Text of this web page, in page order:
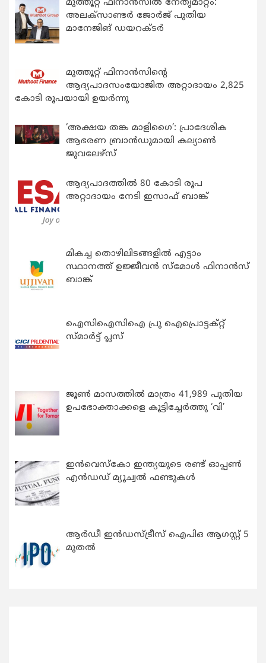
മുത്തൂറ്റ് ഫിനാൻസിൽ നേതൃമാറ്റം:
അലക്സാണ്ടർ ജോർജ് പുതിയ
മാനേജിങ് ഡയറക്ടർ
മുത്തൂറ്റ് ഫിനാൻസിന്റെ
ആദ്യപാദസംയോജിത അറ്റാദായം 2,825
കോടി രൂപയായി ഉയർന്നു
‘അക്ഷയ തങ്ക മാളിഗൈ’: പ്രാദേശിക
ആഭരണ ബ്രാന്‍ഡുമായി കല്യാണ്‍
ജുവലേഴ്‌സ്
ആദ്യപാദത്തിൽ 80 കോടി രൂപ
അറ്റാദായം നേടി ഇസാഫ് ബാങ്ക്
മികച്ച തൊഴിലിടങ്ങളിൽ എട്ടാം
സ്ഥാനത്ത് ഉജ്ജീവൻ സ്മോൾ ഫിനാൻസ്
ബാങ്ക്
ഐസിഐസിഐ പ്രു ഐപ്രൊട്ടക്റ്റ്
സ്മാർട്ട് പ്ലസ്
ജൂൺ മാസത്തിൽ മാത്രം 41,989 പുതിയ
ഉപഭോക്താക്കളെ കൂട്ടിച്ചേർത്തു ‘വി’
ഇന്‍വെസ്കോ ഇന്ത്യയുടെ രണ്ട് ഓപ്പണ്‍
എന്‍ഡഡ് മ്യൂച്വല്‍ ഫണ്ടുകള്‍
ആർഡീ ഇൻഡസ്ട്രീസ് ഐപിഒ ആഗസ്റ്റ് 5
മുതൽ